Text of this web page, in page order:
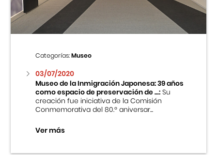
Categorías:Museo
03/07/2020
Museo de la Inmigración Japonesa: 39 años
como espacio de preservación de ...:Su
creación fue iniciativa de la Comisión
Conmemorativa del 80.º aniversar...
Ver más